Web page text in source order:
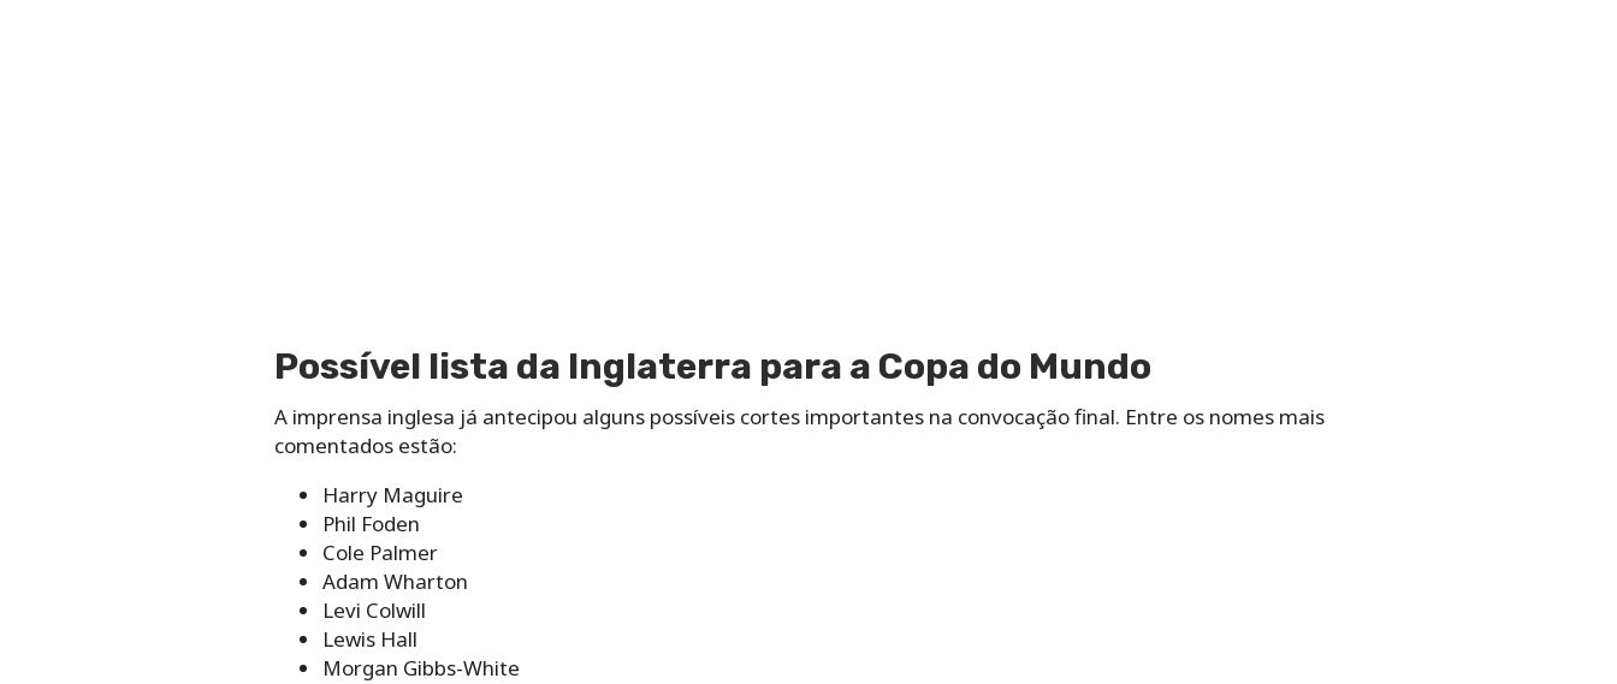
Possível lista da Inglaterra para a Copa do Mundo
A imprensa inglesa já antecipou alguns possíveis cortes importantes na convocação final. Entre os nomes mais
comentados estão:
Harry Maguire
Phil Foden
Cole Palmer
Adam Wharton
Levi Colwill
Lewis Hall
Morgan Gibbs-White